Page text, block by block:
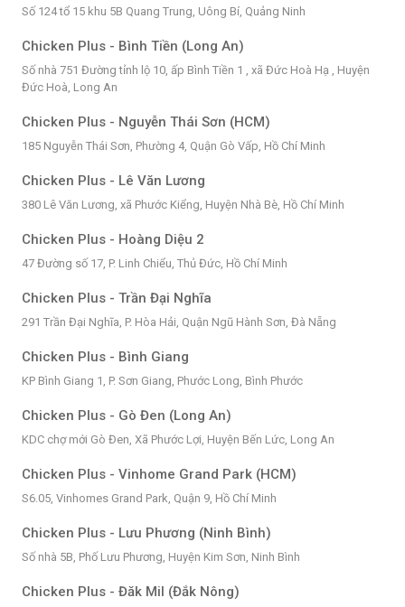
Số 124 tổ 15 khu 5B Quang Trung, Uông Bí, Quảng Ninh
Chicken Plus - Bình Tiền (Long An)
Số nhà 751 Đường tỉnh lộ 10, ấp Bình Tiền 1 , xã Đức Hoà Hạ , Huyện
Đức Hoà, Long An
Chicken Plus - Nguyễn Thái Sơn (HCM)
185 Nguyễn Thái Sơn, Phường 4, Quận Gò Vấp, Hồ Chí Minh
Chicken Plus - Lê Văn Lương
380 Lê Văn Lương, xã Phước Kiểng, Huyện Nhà Bè, Hồ Chí Minh
Chicken Plus - Hoàng Diệu 2
47 Đường số 17, P. Linh Chiểu, Thủ Đức, Hồ Chí Minh
Chicken Plus - Trần Đại Nghĩa
291 Trần Đại Nghĩa, P. Hòa Hải, Quận Ngũ Hành Sơn, Đà Nẵng
Chicken Plus - Bình Giang
KP Bình Giang 1, P. Sơn Giang, Phước Long, Bình Phước
Chicken Plus - Gò Đen (Long An)
KDC chợ mới Gò Đen, Xã Phước Lợi, Huyện Bến Lức, Long An
Chicken Plus - Vinhome Grand Park (HCM)
S6.05, Vinhomes Grand Park, Quận 9, Hồ Chí Minh
Chicken Plus - Lưu Phương (Ninh Bình)
Số nhà 5B, Phố Lưu Phương, Huyện Kim Sơn, Ninh Bình
Chicken Plus - Đăk Mil (Đắk Nông)